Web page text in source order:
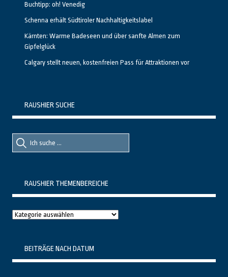
Buchtipp: oh! Venedig
Schenna erhält Südtiroler Nachhaltigkeitslabel
Kärnten: Warme Badeseen und über sanfte Almen zum
Gipfelglück
Calgary stellt neuen, kostenfreien Pass für Attraktionen vor
RAUSHIER SUCHE
Suche
nach::
Suche
nach:
RAUSHIER THEMENBEREICHE
Raushier
BEITRÄGE NACH DATUM